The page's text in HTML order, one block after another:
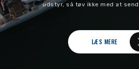
udstyr, så tøv ikke med at
LÆS MERE